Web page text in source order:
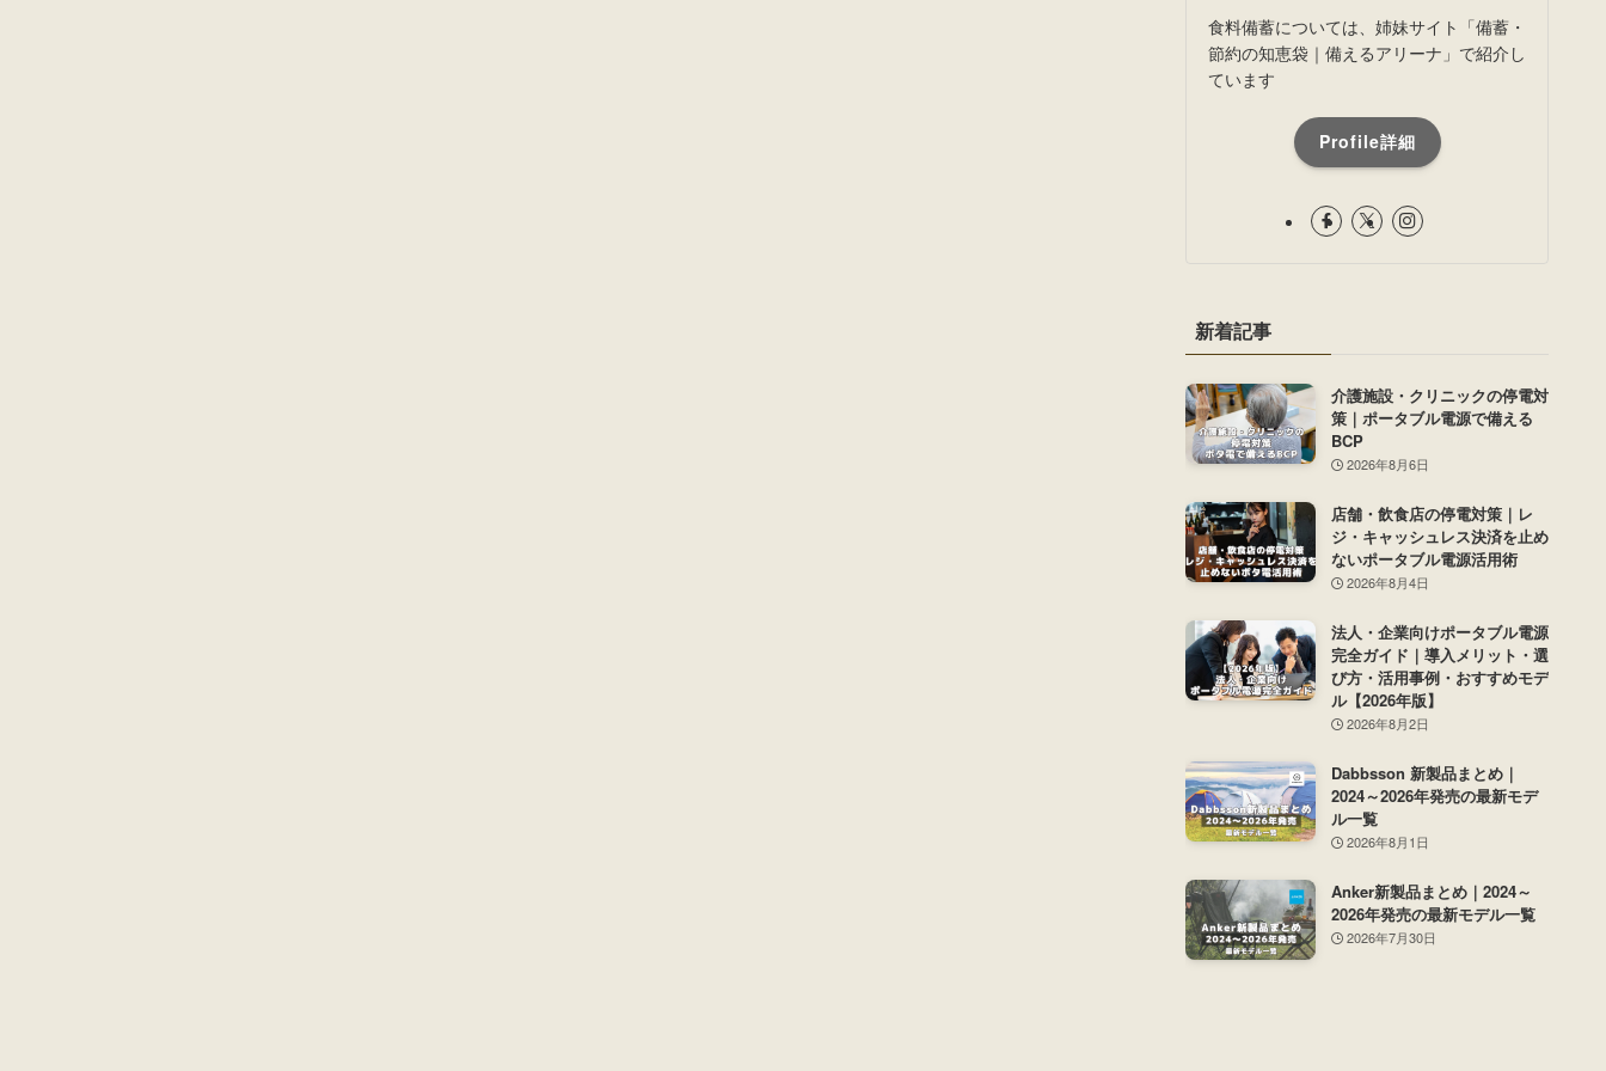
食料備蓄については、姉妹サイト「備蓄・
節約の知恵袋｜備えるアリーナ」で紹介し
ています
Profile詳細
新着記事
介護施設・クリニックの停電対
策｜ポータブル電源で備える
BCP
2026年8月6日
店舗・飲食店の停電対策｜レ
ジ・キャッシュレス決済を止め
ないポータブル電源活用術
2026年8月4日
法人・企業向けポータブル電源
完全ガイド｜導入メリット・選
び方・活用事例・おすすめモデ
ル【2026年版】
2026年8月2日
Dabbsson 新製品まとめ｜
2024～2026年発売の最新モデ
ル一覧
2026年8月1日
Anker新製品まとめ｜2024～
2026年発売の最新モデル一覧
2026年7月30日